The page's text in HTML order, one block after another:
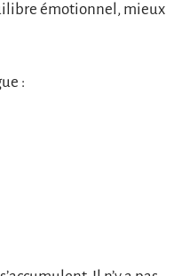
émotionnel, mieux
: